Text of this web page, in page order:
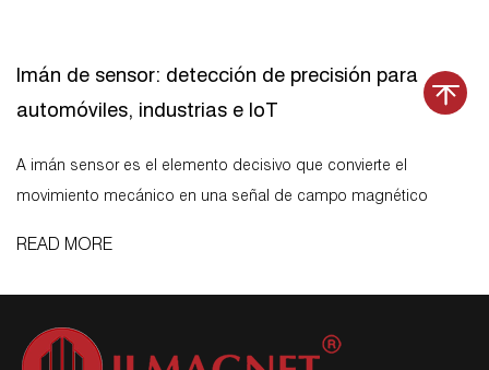
Imán de sensor: detección de precisión para
automóviles, industrias e IoT
A imán sensor es el elemento decisivo que convierte el
movimiento mecánico en una señal de campo magnético
confiabilidad y longevidad de los sistemas de medición de
READ MORE